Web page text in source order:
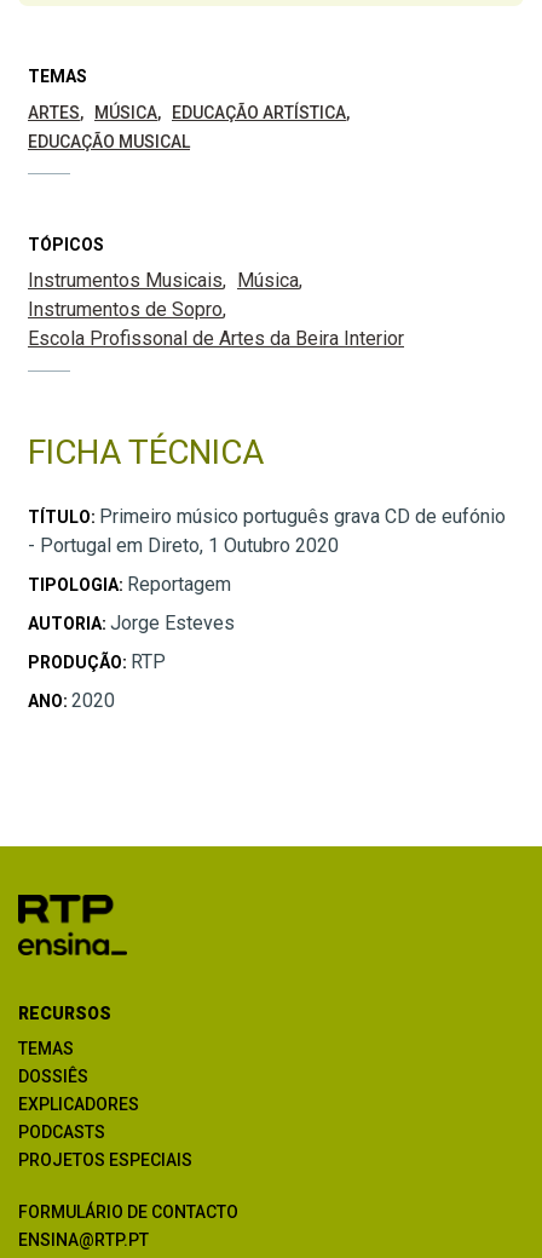
TEMAS
ARTES
MÚSICA
EDUCAÇÃO ARTÍSTICA
EDUCAÇÃO MUSICAL
TÓPICOS
Instrumentos Musicais
Música
Instrumentos de Sopro
Escola Profissonal de Artes da Beira Interior
FICHA TÉCNICA
TÍTULO: Primeiro músico português grava CD de eufónio
- Portugal em Direto, 1 Outubro 2020
TIPOLOGIA: Reportagem
AUTORIA: Jorge Esteves
PRODUÇÃO: RTP
ANO: 2020
RECURSOS
TEMAS
DOSSIÊS
EXPLICADORES
PODCASTS
PROJETOS ESPECIAIS
FORMULÁRIO DE CONTACTO
ENSINA@RTP.PT